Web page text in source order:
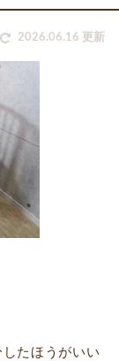
2026.06.16 更新
たほうがいい